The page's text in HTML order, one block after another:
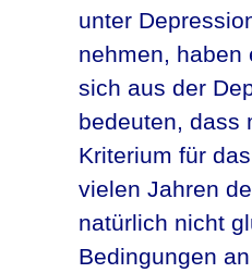
unter
nehmen, haben
sich aus der
bedeuten, dass
Kriterium für
vielen Jahren
natürlich nicht
Bedingungen